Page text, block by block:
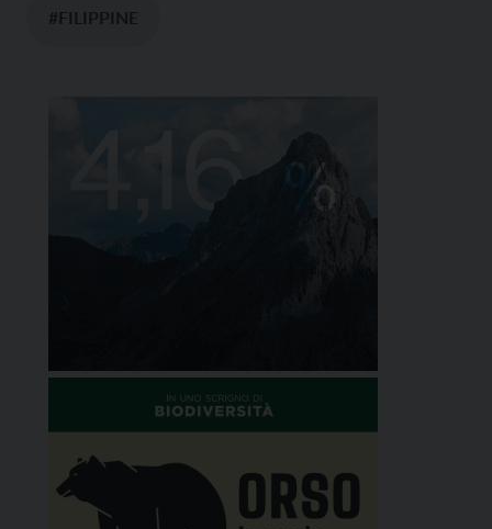
#FILIPPINE